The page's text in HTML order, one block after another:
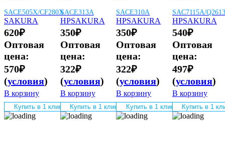
SACE505X/CF280X
SAKURA
620₽
Оптовая
цена:
570₽
(условия)
В корзину
Купить в 1 клик
SACE313A
HPSAKURA
350₽
Оптовая
цена:
322₽
(условия)
В корзину
Купить в 1 клик
SACE310A
HPSAKURA
350₽
Оптовая
цена:
322₽
(условия)
В корзину
Купить в 1 клик
SAC7115A/
HPSAKURA
540₽
Оптовая
цена:
497₽
(условия)
В корзину
Купить в 1